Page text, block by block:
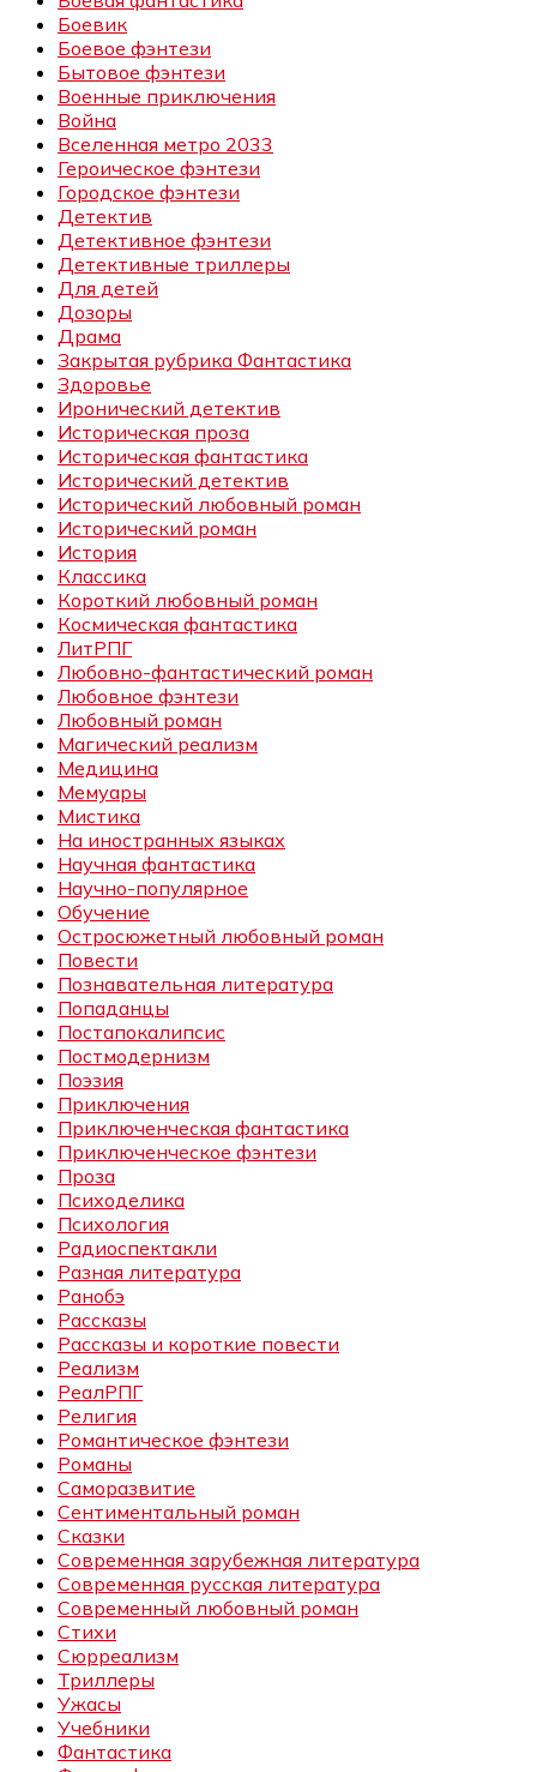
Боевик
Боевое фэнтези
Бытовое фэнтези
Военные приключения
Война
Вселенная метро 2033
Героическое фэнтези
Городское фэнтези
Детектив
Детективное фэнтези
Детективные триллеры
Для детей
Дозоры
Драма
Закрытая рубрика Фантастика
Здоровье
Иронический детектив
Историческая проза
Историческая фантастика
Исторический детектив
Исторический любовный роман
Исторический роман
История
Классика
Короткий любовный роман
Космическая фантастика
ЛитРПГ
Любовно-фантастический роман
Любовное фэнтези
Любовный роман
Магический реализм
Медицина
Мемуары
Мистика
На иностранных языках
Научная фантастика
Научно-популярное
Обучение
Остросюжетный любовный роман
Повести
Познавательная литература
Попаданцы
Постапокалипсис
Постмодернизм
Поэзия
Приключения
Приключенческая фантастика
Приключенческое фэнтези
Проза
Психоделика
Психология
Радиоспектакли
Разная литература
Ранобэ
Рассказы
Рассказы и короткие повести
Реализм
РеалРПГ
Религия
Романтическое фэнтези
Романы
Саморазвитие
Сентиментальный роман
Сказки
Современная зарубежная литература
Современная русская литература
Современный любовный роман
Стихи
Сюрреализм
Триллеры
Ужасы
Учебники
Фантастика